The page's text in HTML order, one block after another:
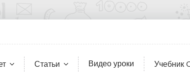
Статьи Видео уроки Учебник